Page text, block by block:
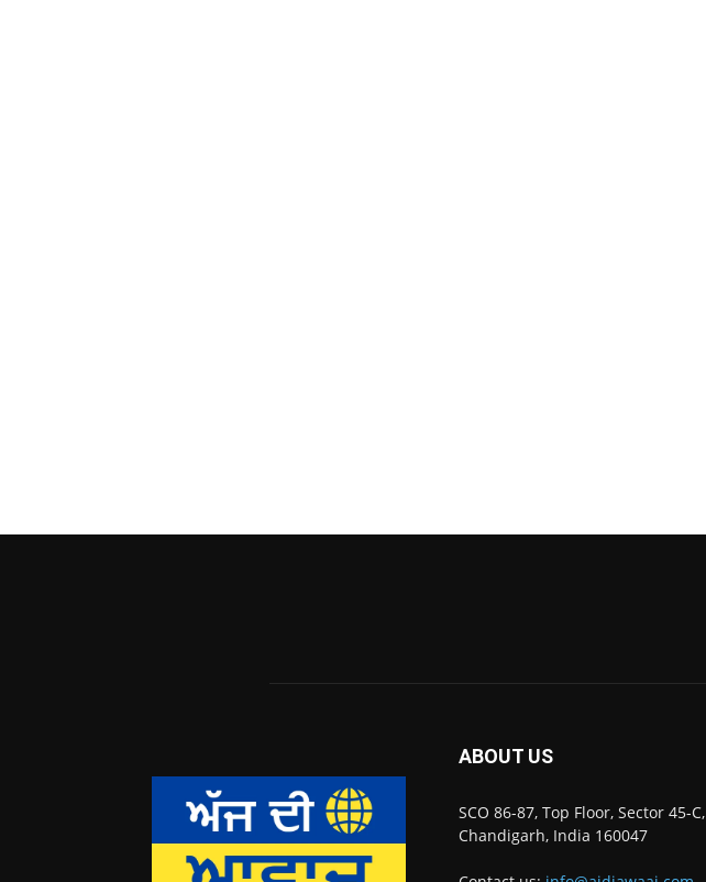
ABOUT US
SCO 86-87, Top Floor, Sector 45-C,
Chandigarh, India 160047